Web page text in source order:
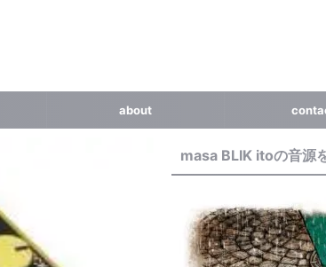
about
masa BLIK itoの音源